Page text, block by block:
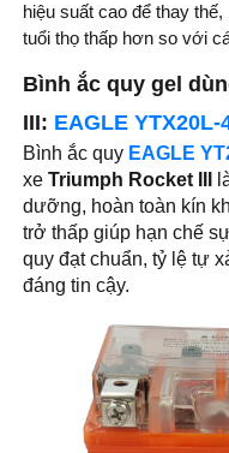
hiệu suất cao để thay
tuổi thọ thấp hơn so với
Bình ắc quy gel
III: EAGLE YTX20L-
Bình ắc quy EAGLE
xe Triumph Rocket III
dưỡng, hoàn toàn kín
trở thấp giúp hạn chế
quy đạt chuẩn, tỷ lệ tự
đáng tin cậy.